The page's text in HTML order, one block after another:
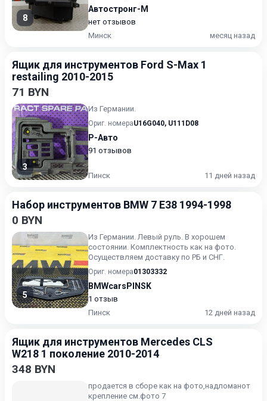
8
Автостронг-М
нет отзывов
Минск
месяц назад
Ящик для инструментов Ford S-Max 1
restailing 2010-2015
71 BYN
3
Из Германии.
Ориг. номераU16G040, U111D08
Р-Авто
91 отзывов
Пинск 11 дней назад
Набор инструментов BMW 7 E38 1994-1998
0 BYN
5
Из Германии. Левый руль. В хорошем
состоянии. Комплектность как на фото.
Осуществляем доставку по РБ и СНГ.
Ориг. номера01303332
BMWcarsPINSK
1 отзыв
Пинск
12 дней назад
Ящик для инструментов Mercedes CLS
W218 1 поколение 2010-2014
348 BYN
продается в сборе как на фото,надломанот
крепление см.фото 7